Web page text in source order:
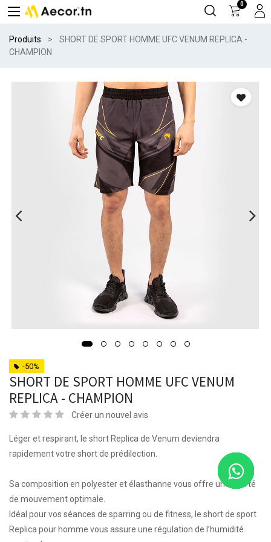
0
Produits
SHORT DE SPORT HOMME UFC VENUM REPLICA -
CHAMPION
-50%
SHORT DE SPORT HOMME UFC VENUM
REPLICA - CHAMPION
Créer un nouvel avis
Léger et respirant, le short Replica de Venum deviendra
rapidement votre short de prédilection.
Sa composition en polyester et élasthanne vous offre une liberté
de mouvement optimale.
Idéal pour vos séances de sparring ou de fitness, le short de sport
Replica pour homme vous assure une régulation de l’humidité